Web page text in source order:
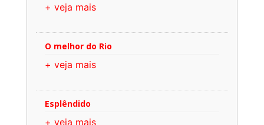
+ veja mais
O melhor do Rio
+ veja mais
Esplêndido
+ veja mais